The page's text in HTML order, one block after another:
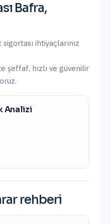
Bafra,
ihtiyaçlarınız
şeffaf, hızlı ve güvenilir
Analizi
rehberi